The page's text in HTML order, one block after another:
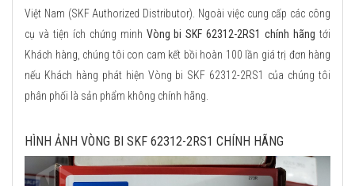
Việt Nam (SKF Authorized Distributor). Ngoài việc cung cấp các công
cụ và tiện ích chứng minh Vòng bi SKF 62312-2RS1 chính hãng tới
Khách hàng, chúng tôi con cam kết bồi hoàn 100 lần giá trị đơn hàng
nếu Khách hàng phát hiện Vòng bi SKF 62312-2RS1 của chúng tôi
phân phối là sản phẩm không chính hãng.
HÌNH ẢNH VÒNG BI SKF 62312-2RS1 CHÍNH HÃNG